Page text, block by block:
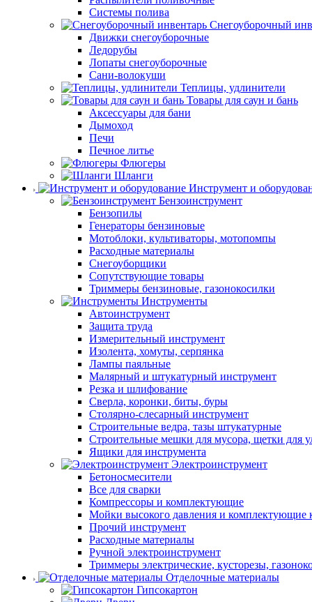
Системы полива
Снегоуборочный
Движки снегоуборочные
Ледорубы
Лопаты снегоуборочные
Сани-волокуши
Теплицы, удлинители
Товары для саун и бань
Аксессуары для бани
Дымоход
Печи
Печное литье
Флюгеры
Шланги
Инструмент и
Бензоинструмент
Бензопилы
Генераторы бензиновые
Мотоблоки, культиваторы, мотопомпы
Расходные материалы
Снегоуборщики
Сопутствующие товары
Триммеры бензиновые, газонокосилки
Инструменты
Автоинструмент
Защита труда
Измерительный инструмент
Изолента, хомуты, серпянка
Лампы паяльные
Малярный и штукатурный инструмент
Резка и шлифование
Сверла, коронки, биты, буры
Столярно-слесарный инструмент
Строительные ведра, тазы штукатурные
Строительные мешки для мусора, щетки для
Ящики для инструмента
Электроинструмент
Бетоносмесители
Все для сварки
Компрессоры и комплектующие
Мойки высокого давления и комплектующие
Прочий инструмент
Расходные материалы
Ручной электроинструмент
Триммеры электрические, кусторезы,
Отделочные материалы
Гипсокартон